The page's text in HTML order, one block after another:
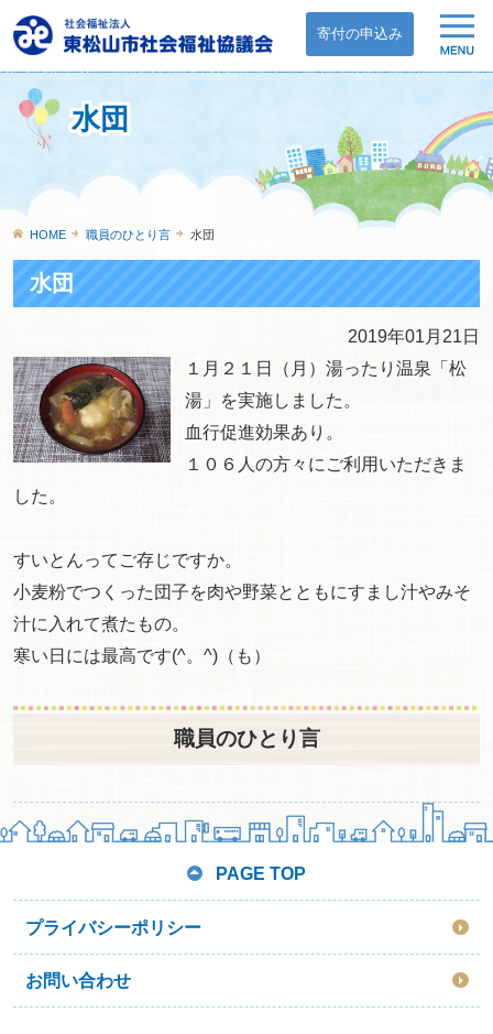
寄付の申込み
水団
HOME 職員のひとり言 水団
水団
2019年01月21日
１月２１日（月）湯ったり温泉「松
湯」を実施しました。
血行促進効果あり。
１０６人の方々にご利用いただきま
した。
すいとんってご存じですか。
小麦粉でつくった団子を肉や野菜とともにすまし汁やみそ
汁に入れて煮たもの。
寒い日には最高です(^。^)（も）
職員のひとり言
PAGE TOP
プライバシーポリシー
お問い合わせ